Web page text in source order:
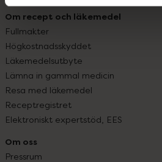
Om recept och läkemedel
Fullmakter
Högkostnadsskyddet
Läkemedelsutbyte
Lämna in gammal medicin
Resa med läkemedel
Receptregistret
Elektroniskt expertstöd, EES
Om oss
Pressrum